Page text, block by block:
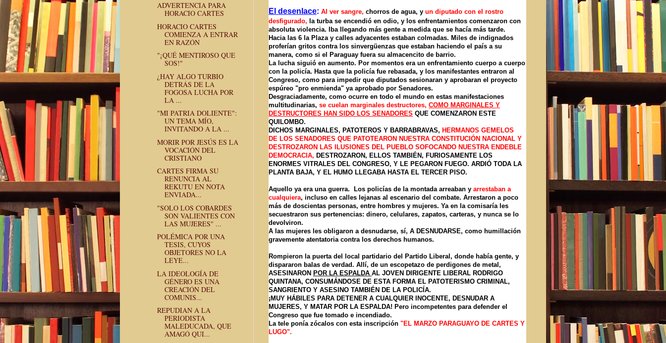
El desenlace: Al ver sangre, chorros de agua, y un diputado con el rostro
desfigurado, la turba se encendió en odio, y los enfrentamientos comenzaron con
absoluta violencia. Iba llegando más gente a medida que se hacía más tarde.
Hacia las 6 la Plaza y calles adyacentes estaban colmadas. Miles de indignados
proferían gritos contra los sinvergüenzas que estaban haciendo el país a su
manera, como si el Paraguay fuera su almacencito de barrio.
La lucha siguió en aumento. Por momentos era un enfrentamiento cuerpo a cuerpo
con la policía. Hasta que la policía fue rebasada, y los manifestantes entraron al
Congreso, como para impedir que diputados sesionaran y aprobaran el proyecto
espúreo "pro enmienda" ya aprobado por Senadores.
Desgraciadamente, como ocurre en todo el mundo en estas manifestaciones
multitudinarias, se cuelan marginales destructores, COMO MARGINALES Y
DESTRUCTORES HAN SIDO LOS SENADORES QUE COMENZARON ESTE
QUILOMBO.
DICHOS MARGINALES, PATOTEROS Y BARRABRAVAS, HERMANOS GEMELOS
DE LOS SENADORES QUE PATOTEARON NUESTRA CONSTITUCIÓN NACIONAL Y
DESTROZARON LAS ILUSIONES DEL PUEBLO SOFOCANDO NUESTRA ENDEBLE
DEMOCRACIA, DESTROZARON, ELLOS TAMBIÉN, FURIOSAMENTE LOS
ENORMES VITRALES DEL CONGRESO, Y LE PEGARON FUEGO. ARDIÓ TODA LA
PLANTA BAJA, Y EL HUMO LLEGABA HASTA EL TERCER PISO.
Aquello ya era una guerra. Los policías de la montada arreaban y arrestaban a
cualquiera, incluso en calles lejanas al escenario del combate. Arrestaron a poco
más de doscientas personas, entre hombres y mujeres. Ya en la comisaría les
secuestraron sus pertenencias: dinero, celulares, zapatos, carteras, y nunca se lo
devolviron.
A las mujeres les obligaron a desnudarse, sí, A DESNUDARSE, como humillación
gravemente atentatoria contra los derechos humanos.
Rompieron la puerta del local partidario del Partido Liberal, donde había gente, y
dispararon balas de verdad. Allí, de un escopetazo de perdigones de metal,
ASESINARON POR LA ESPALDA AL JOVEN DIRIGENTE LIBERAL RODRIGO
QUINTANA, CONSUMÁNDOSE DE ESTA FORMA EL PATOTERISMO CRIMINAL,
SANGRIENTO Y ASESINO TAMBIÉN DE LA POLICÍA.
¡MUY HÁBILES PARA DETENER A CUALQUIER INOCENTE, DESNUDAR A
MUJERES, Y MATAR POR LA ESPALDA! Pero incompetentes para defender el
Congreso que fue tomado e incendiado.
La tele ponía zócalos con esta inscripción "EL MARZO PARAGUAYO DE CARTES Y
LUGO".
ADVERTENCIA PARA
HORACIO CARTES
HORACIO CARTES
COMIENZA A ENTRAR
EN RAZÓN
"¡QUÉ MENTIROSO QUE
SOS!"
¿HAY ALGO TURBIO
DETRÁS DE LA
FOGOSA LUCHA POR
LA ...
"MI PATRIA DOLIENTE":
UN TEMA MÍO,
INVITANDO A LA ...
MORIR POR JESÚS ES LA
VOCACIÓN DEL
CRISTIANO
CARTES FIRMA SU
RENUNCIA AL
REKUTU EN NOTA
ENVIADA...
"SOLO LOS COBARDES
SON VALIENTES CON
LAS MUJERES" ...
POLÉMICA POR UNA
TESIS, CUYOS
OBJETORES NO LA
LEYE...
LA IDEOLOGÍA DE
GÉNERO ES UNA
CREACIÓN DEL
COMUNIS...
REPUDIAN A LA
PERIODISTA
MALEDUCADA, QUE
AMAGÓ QUI...